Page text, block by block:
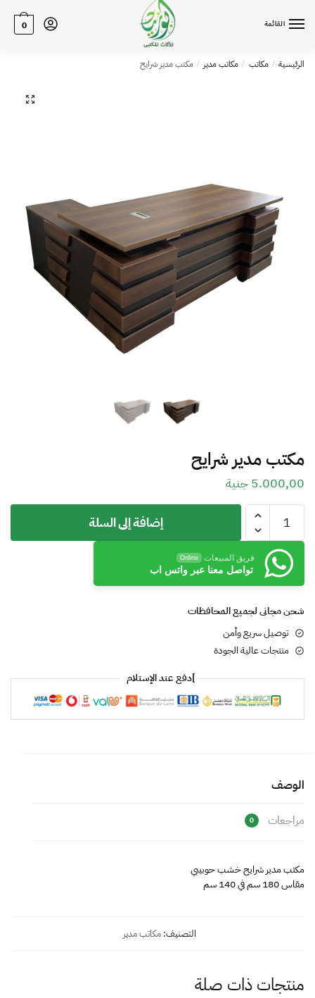
القائمة 0
الرئيسية / مكاتب / مكاتب مدير / مكتب مدير شرايح
مكتب مدير شرايح
5.000,00جنية
إضافة إلى السلة
فريق المبيعات Online
تواصل معنا عبر واتس اب
شحن مجانى لجميع المحافظات
توصيل سريع وأمن
منتجات عالية الجودة
]دفع عند الإستلام
الوصف
مراجعات 0
مكتب مدير شرايح خشب حوبيبي
مقاس 180 سم في 140 سم
التصنيف:مكاتب مدير
منتجات ذات صلة